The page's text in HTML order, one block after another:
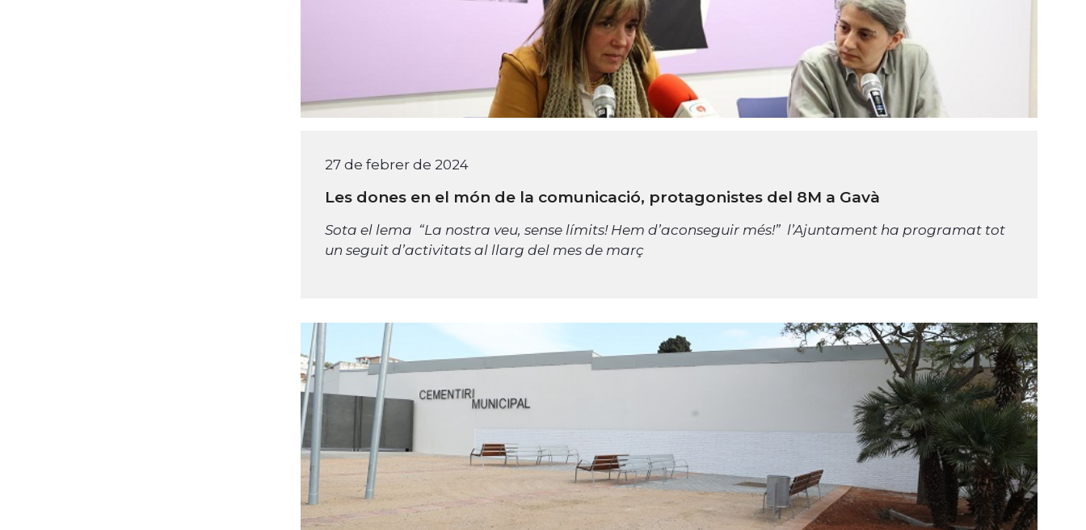
27 de febrer de 2024
Les dones en el món de la comunicació, protagonistes del 8M a Gavà
Sota el lema “La nostra veu, sense límits! Hem d’aconseguir més!” l’Ajuntament ha programat tot
un seguit d’activitats al llarg del mes de març